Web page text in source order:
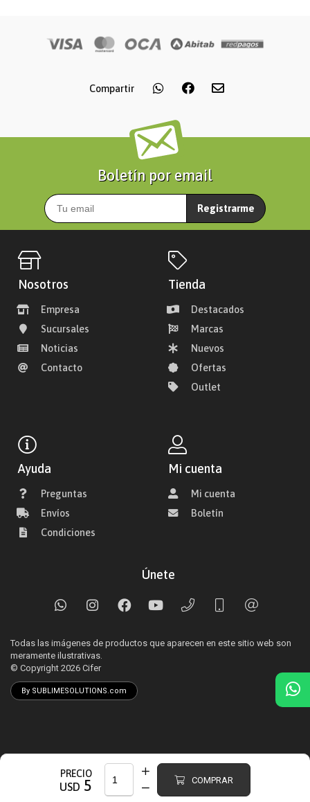
PRECIO
USD 5 COMPRAR
Compartir
Boletín por email
Registrarme
Nosotros
Empresa
Sucursales
Noticias
Contacto
Tienda
Destacados
Marcas
Nuevos
Ofertas
Outlet
Ayuda
Preguntas
Envíos
Condiciones
Mi cuenta
Mi cuenta
Boletín
Únete
Todas las imágenes de productos que aparecen en este sitio web son
meramente ilustrativas.
© Copyright 2026 Cifer
By SUBLIMESOLUTIONS.com